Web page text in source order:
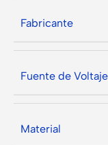
Fabricante
Fuente de Voltaje
Material